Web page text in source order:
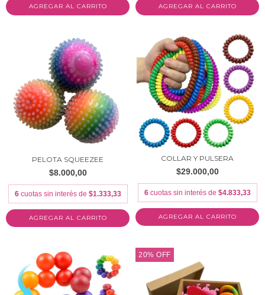
AGREGAR AL CARRITO
PELOTA SQUEEZEE
$8.000,00
6 cuotas sin interés de $1.333,33
COLLAR Y PULSERA
$29.000,00
6 cuotas sin interés de $4.833,33
AGREGAR AL CARRITO
20% OFF